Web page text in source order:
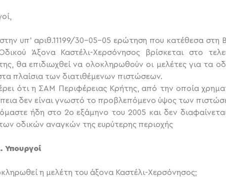
υπ’ αριθ.11199/30-05-05 ερώτηση που κατέθεσα
Άξονα Καστέλι-Χερσόνησος βρίσκεται στο
θα επιδιωχθεί να ολοκληρωθούν οι μελέτες για τα
πλαίσια των διατιθέμενων πιστώσεων.
ότι η ΣΑΜ Περιφέρειας Κρήτης, από την οποία
δεν είναι γνωστό το προβλεπόμενο ύψος των
ήδη στο 2ο εξάμηνο του 2005 και δεν
οδικών αναγκών της ευρύτερης περιοχής
Υπουργοί
η μελέτη του άξονα Καστέλι-Χερσόνησος;